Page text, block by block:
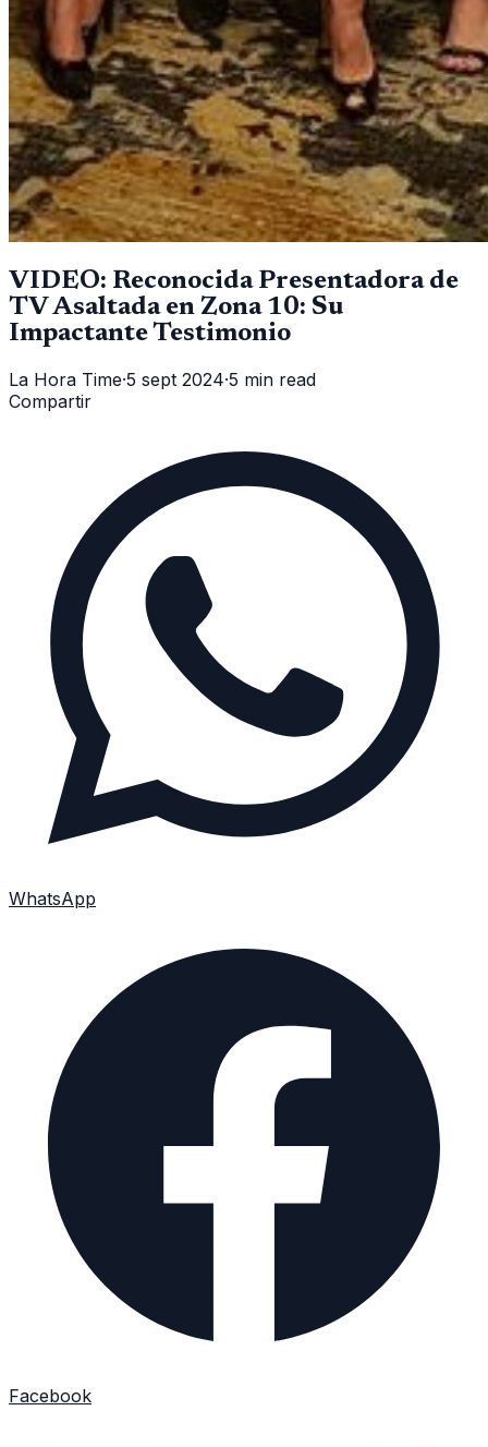
VIDEO: Reconocida Presentadora de
TV Asaltada en Zona 10: Su
Impactante Testimonio
La Hora Time·5 sept 2024·5 min read
Compartir
WhatsApp
Facebook